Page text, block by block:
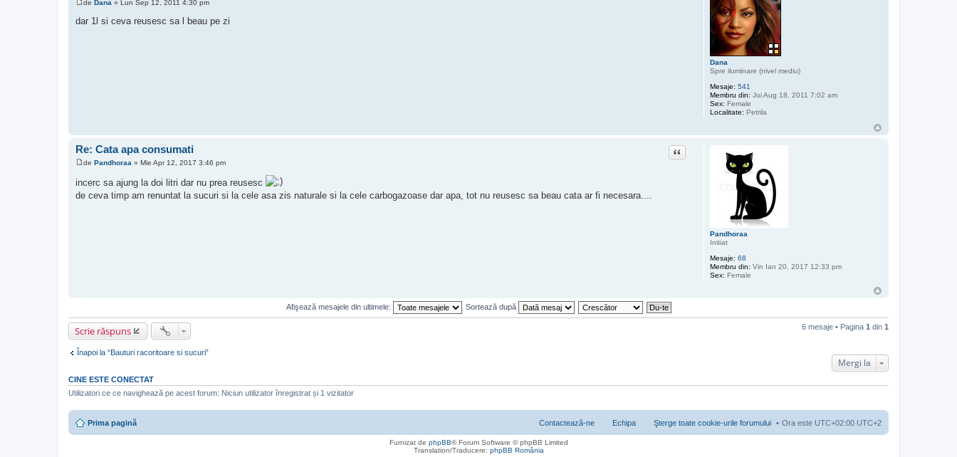
r
y
d
o
l
Dana
Spre iluminare (nivel mediu)
Mesaje: 541
Membru din: Joi Aug 18, 2011 7:02 am
Sex: Female
Localitate: Petrila
e
s
de Dana » Lun Sep 12, 2011 4:30 pm
dar 1l si ceva reusesc sa l beau pe zi
Pandhoraa
Initiat
Mesaje: 68
Membru din: Vin Ian 20, 2017 12:33 pm
Sex: Female
Re: Cata apa consumati Citat
s
a
de Pandhoraa » Mie Apr 12, 2017 3:46 pm
incerc sa ajung la doi litri dar nu prea reusesc
de ceva timp am renuntat la sucuri si la cele asa zis naturale si la cele carbogazoase dar apa, tot nu reusesc sa beau cata ar fi necesara....
Afişează mesajele din ultimele: Sortează după
Scrie răspuns 6 mesaje • Pagina 1 din 1
Înapoi la “Bauturi racoritoare si sucuri”
Mergi la
CINE ESTE CONECTAT
Utilizatori ce ce navighează pe acest forum: Niciun utilizator înregistrat și 1 vizitator
Prima pagină Ora este UTC+02:00 UTC+2
Şterge toate cookie-urile forumului
Echipa
Contactează-ne
Furnizat de phpBB® Forum Software © phpBB Limited
Translation/Traducere: phpBB România